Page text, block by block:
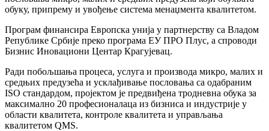
обуку, припрему и увођење система менаџмента квалитетом.
Програм финансира Европска унија у партнерству са Владом
Републике Србије преко програма ЕУ ПРО Плус, а спроводи
Бизнис Иновациони Центар Крагујевац.
Ради побољшања процеса, услуга и производа микро, малих и
средњих предузећа и усклађивање пословања са одабраним
ISO стандардом, пројектом је предвиђена тродневна обука за
максимално 20 професионалаца из бизниса и индустрије у
области квалитета, контроле квалитета и управљања
квалитетом QMS.